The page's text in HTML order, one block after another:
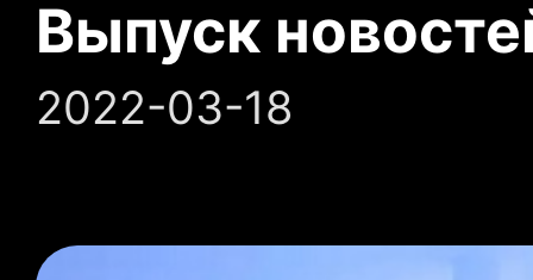
Выпуск
2022-03-18